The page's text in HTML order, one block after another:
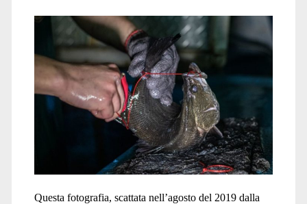
animali</span>
Questa fotografia, scattata nell’agosto del 2019 dalla